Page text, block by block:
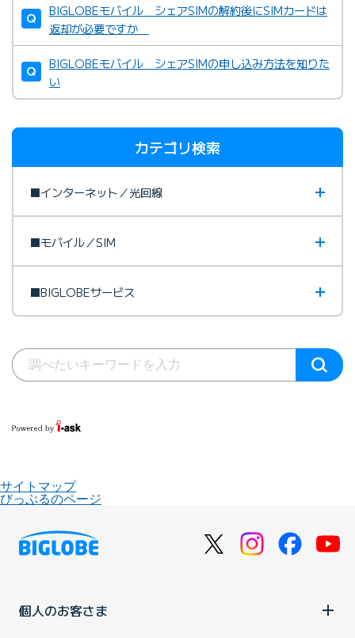
BIGLOBEモバイル シェアSIMの解約後にSIMカードは
返却が必要ですか
BIGLOBEモバイル シェアSIMの申し込み方法を知りた
い
カテゴリ検索
■インターネット／光回線
■モバイル／SIM
■BIGLOBEサービス
サイトマップ
びっぷるのページ
個人のお客さま